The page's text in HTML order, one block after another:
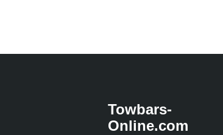
Towbars-
Online.com